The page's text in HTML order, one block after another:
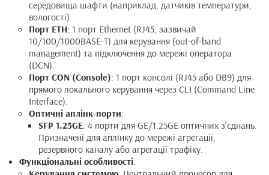
середовища шафти (наприклад, датчиків температури,
вологості).
Порт ETH: 1 порт Ethernet (RJ45, зазвичай
10/100/1000BASE-T) для керування (out-of-band
management) та підключення до мережі оператора
(DCN).
Порт CON (Console): 1 порт консолі (RJ45 або DB9) для
прямого локального керування через CLI (Command Line
Interface).
Оптичні аплінк-порти:
SFP 1.25GE: 4 порти для GE/1.25GE оптичних з'єднань.
Призначені для аплінку до мережі агрегації,
резервного каналу або агрегації трафіку.
Функціональні особливості: